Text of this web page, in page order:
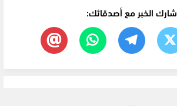
شارك الخبر مع أصدقائك: